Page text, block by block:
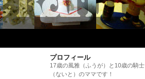
プロフィール
17歳の風雅（ふうが）と10歳の騎士
（ないと）のママです！